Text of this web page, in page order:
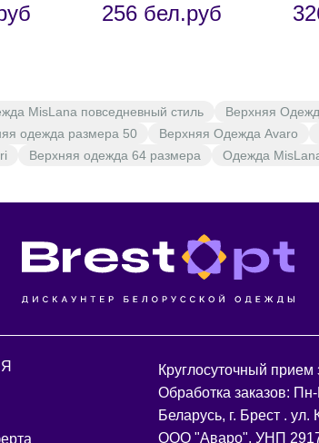
256 бел.руб
MisLana повседневный стиль Верхняя
одежда размера 50 Верхняя Одежда Avaro
Верхняя одежда 64 размера Одежда
Круглосуточный прием
Обработка заказов:
Беларусь, г. Брест .
ООО "Аваро", УНП